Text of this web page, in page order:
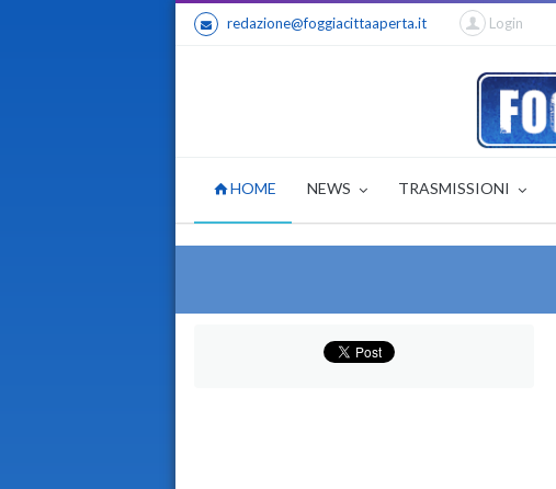
redazione@foggiacittaaperta.it Login
HOME NEWS TRASMISSIONI